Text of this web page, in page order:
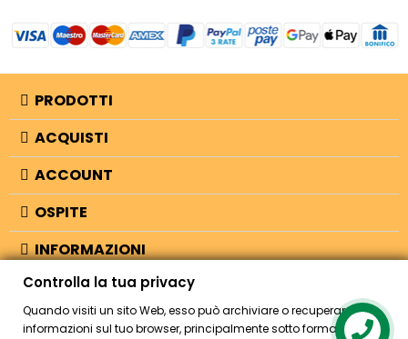
PRODOTTI
ACQUISTI
ACCOUNT
OSPITE
INFORMAZIONI
NEGOZIO
Controlla la tua privacy
Quando visiti un sito Web, esso può archiviare o recuperare
informazioni sul tuo browser, principalmente sotto forma di